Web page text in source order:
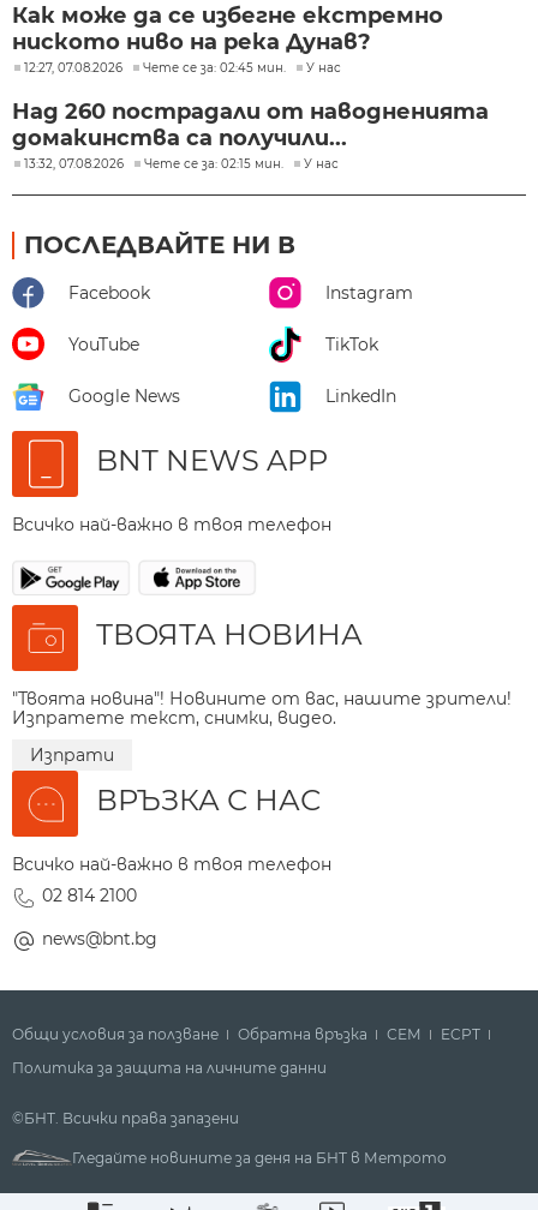
Как може да се избегне екстремно
ниското ниво на река Дунав?
12:27, 07.08.2026 Чете се за: 02:45 мин. У нас
Над 260 пострадали от наводненията
домакинства са получили...
13:32, 07.08.2026 Чете се за: 02:15 мин. У нас
ПОСЛЕДВАЙТЕ НИ В
Facebook Instagram
YouTube TikTok
Google News LinkedIn
BNT NEWS APP
Всичко най-важно в твоя телефон
ТВОЯТА НОВИНА
"Твоята новина"! Новините от вас, нашите зрители!
Изпратете текст, снимки, видео.
Изпрати
ВРЪЗКА С НАС
Всичко най-важно в твоя телефон
02 814 2100
news@bnt.bg
Общи условия за ползване Обратна връзка СЕМ
ECPT
Политика за защита на личните данни
©БНТ. Всички права запазени
Гледайте новините за деня на БНТ в Метрото